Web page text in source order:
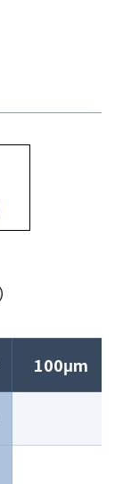
100μm